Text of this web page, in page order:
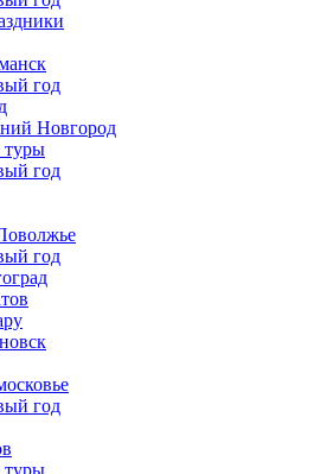
год
Новгород
туры
год
год
год
туры